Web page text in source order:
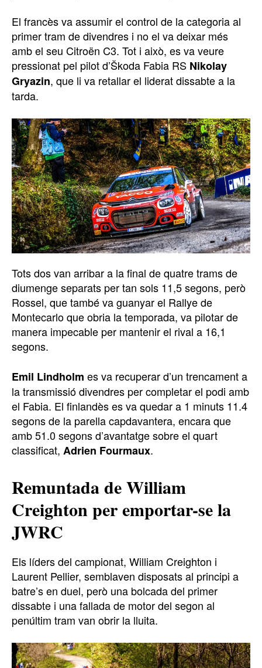
El francès va assumir el control de la categoria al
primer tram de divendres i no el va deixar més
amb el seu Citroën C3. Tot i això, es va veure
pressionat pel pilot d’Škoda Fabia RS Nikolay
Gryazin, que li va retallar el liderat dissabte a la
tarda.
Tots dos van arribar a la final de quatre trams de
diumenge separats per tan sols 11,5 segons, però
Rossel, que també va guanyar el Rallye de
Montecarlo que obria la temporada, va pilotar de
manera impecable per mantenir el rival a 16,1
segons.
Emil Lindholm es va recuperar d’un trencament a
la transmissió divendres per completar el podi amb
el Fabia. El finlandès es va quedar a 1 minuts 11.4
segons de la parella capdavantera, encara que
amb 51.0 segons d’avantatge sobre el quart
classificat, Adrien Fourmaux.
Remuntada de William
Creighton per emportar-se la
JWRC
Els líders del campionat, William Creighton i
Laurent Pellier, semblaven disposats al principi a
batre’s en duel, però una bolcada del primer
dissabte i una fallada de motor del segon al
penúltim tram van obrir la lluita.